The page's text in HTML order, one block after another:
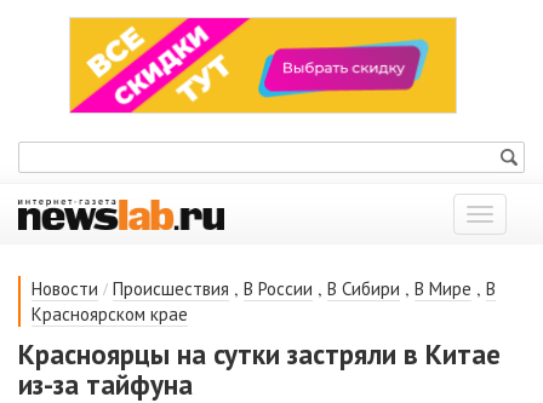
Показать
меню
Новости / Происшествия , В России , В Сибири , В Мире , В
Красноярском крае
Красноярцы на сутки застряли в Китае
из-за тайфуна